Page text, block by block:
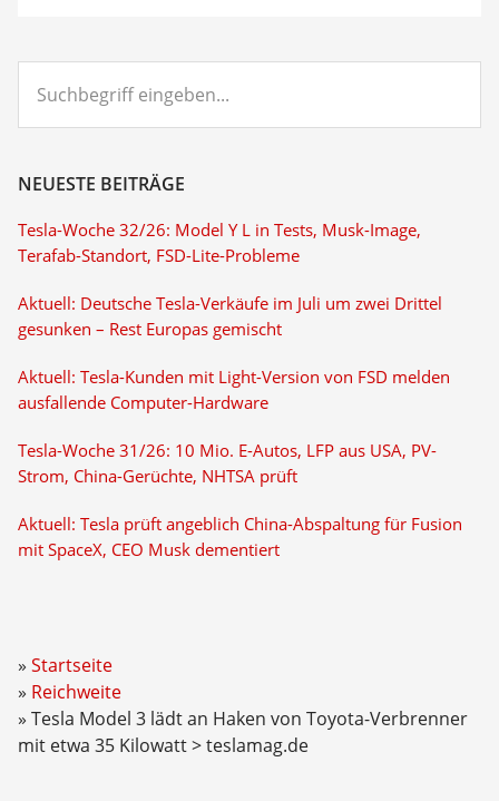
eingeben...
NEUESTE BEITRÄGE
Tesla-Woche 32/26: Model Y L in Tests, Musk-Image,
Terafab-Standort, FSD-Lite-Probleme
Aktuell: Deutsche Tesla-Verkäufe im Juli um zwei Drittel
gesunken – Rest Europas gemischt
Aktuell: Tesla-Kunden mit Light-Version von FSD melden
ausfallende Computer-Hardware
Tesla-Woche 31/26: 10 Mio. E-Autos, LFP aus USA, PV-
Strom, China-Gerüchte, NHTSA prüft
Aktuell: Tesla prüft angeblich China-Abspaltung für Fusion
mit SpaceX, CEO Musk dementiert
Startseite
Reichweite
Tesla Model 3 lädt an Haken von Toyota-Verbrenner
mit etwa 35 Kilowatt > teslamag.de